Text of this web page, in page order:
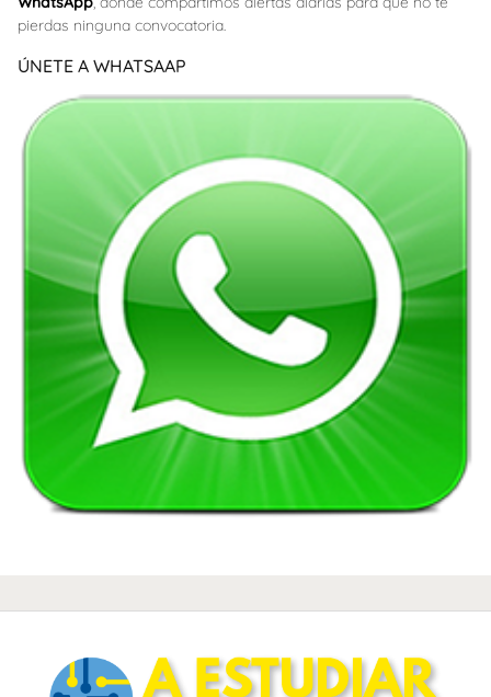
pierdas ninguna convocatoria.
ÚNETE A WHATSAAP